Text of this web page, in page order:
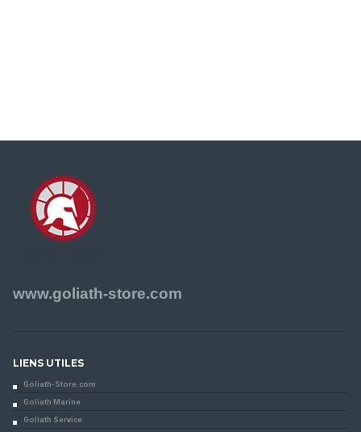
www.goliath-store.com
LIENS UTILES
Goliath-Store.com
Goliath Marine
Goliath Service